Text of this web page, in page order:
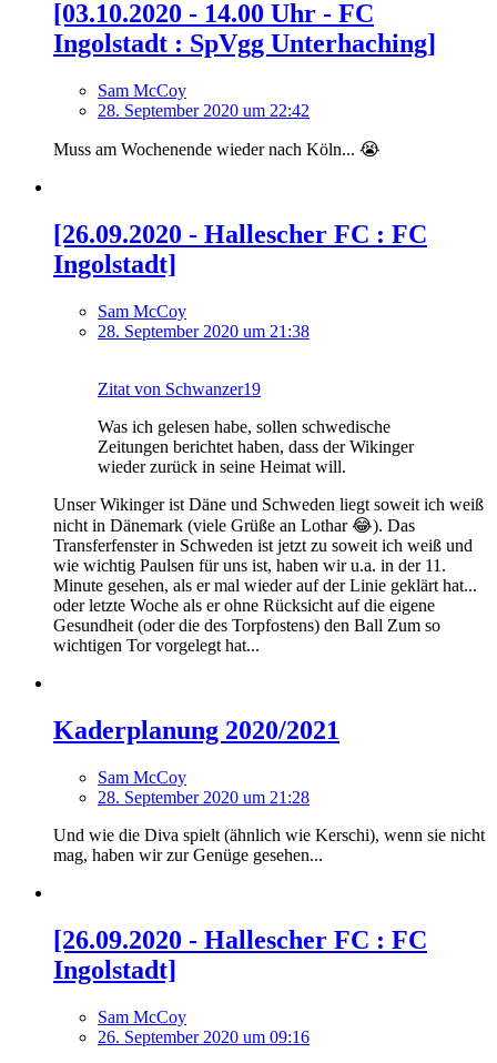
[03.10.2020 - 14.00 Uhr - FC
Ingolstadt : SpVgg Unterhaching]
Sam McCoy
28. September 2020 um 22:42
Muss am Wochenende wieder nach Köln... 😭
[26.09.2020 - Hallescher FC : FC
Ingolstadt]
Sam McCoy
28. September 2020 um 21:38
Zitat von Schwanzer19
Was ich gelesen habe, sollen schwedische
Zeitungen berichtet haben, dass der Wikinger
wieder zurück in seine Heimat will.
Unser Wikinger ist Däne und Schweden liegt soweit ich weiß
nicht in Dänemark (viele Grüße an Lothar 😂). Das
Transferfenster in Schweden ist jetzt zu soweit ich weiß und
wie wichtig Paulsen für uns ist, haben wir u.a. in der 11.
Minute gesehen, als er mal wieder auf der Linie geklärt hat...
oder letzte Woche als er ohne Rücksicht auf die eigene
Gesundheit (oder die des Torpfostens) den Ball Zum so
wichtigen Tor vorgelegt hat...
Kaderplanung 2020/2021
Sam McCoy
28. September 2020 um 21:28
Und wie die Diva spielt (ähnlich wie Kerschi), wenn sie nicht
mag, haben wir zur Genüge gesehen...
[26.09.2020 - Hallescher FC : FC
Ingolstadt]
Sam McCoy
26. September 2020 um 09:16